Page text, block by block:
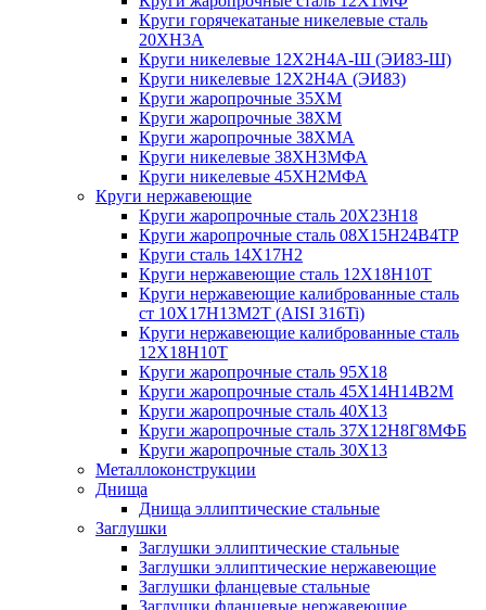
Круги горячекатаные никелевые сталь
20ХН3А
Круги никелевые 12Х2Н4А-Ш (ЭИ83-Ш)
Круги никелевые 12Х2Н4А (ЭИ83)
Круги жаропрочные 35ХМ
Круги жаропрочные 38ХМ
Круги жаропрочные 38ХМА
Круги никелевые 38XH3MФА
Круги никелевые 45ХН2МФА
Круги нержавеющие
Круги жаропрочные сталь 20Х23Н18
Круги жаропрочные сталь 08Х15Н24В4ТР
Круги сталь 14Х17Н2
Круги нержавеющие сталь 12Х18Н10Т
Круги нержавеющие калиброванные сталь
ст 10Х17Н13М2Т (AISI 316Ti)
Круги нержавеющие калиброванные сталь
12Х18Н10Т
Круги жаропрочные сталь 95Х18
Круги жаропрочные сталь 45Х14Н14В2М
Круги жаропрочные сталь 40Х13
Круги жаропрочные сталь 37Х12Н8Г8МФБ
Круги жаропрочные сталь 30Х13
Металлоконструкции
Днища
Днища эллиптические стальные
Заглушки
Заглушки эллиптические стальные
Заглушки эллиптические нержавеющие
Заглушки фланцевые стальные
Заглушки фланцевые нержавеющие